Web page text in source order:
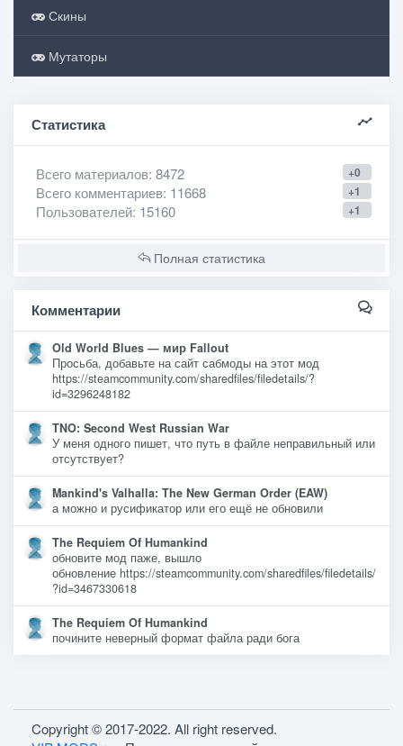
Скины
Мутаторы
Статистика
+0
Всего материалов: 8472
+1
Всего комментариев: 11668
+1
Пользователей: 15160
Полная статистика
Комментарии
Old World Blues — мир Fallout
Просьба, добавьте на сайт сабмоды на этот мод
https://steamcommunity.com/sharedfiles/filedetails/?
id=3296248182
TNO: Second West Russian War
У меня одного пишет, что путь в файле неправильный или
отсутствует?
Mankind's Valhalla: The New German Order (EAW)
а можно и русификатор или его ещё не обновили
The Requiem Of Humankind
обновите мод паже, вышло
обновление https://steamcommunity.com/sharedfiles/filedetails/
?id=3467330618
The Requiem Of Humankind
почините неверный формат файла ради бога
Copyright © 2017-2022. All right reserved.